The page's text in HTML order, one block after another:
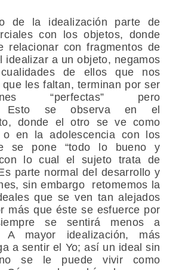
de la idealización parte de
con los objetos, donde
relacionar con fragmentos de
idealizar a un objeto, negamos
de ellos que nos
les faltan, terminan por ser
“perfectas” pero
Esto se observa en el
donde el otro se ve como
o en la adolescencia con los
se pone “todo lo bueno y
lo cual el sujeto trata de
parte normal del desarrollo y
sin embargo retomemos la
que se ven tan alejados
más que éste se esfuerce por
se sentirá menos a
A mayor idealización, más
a sentir el Yo; así un ideal sin
se le puede vivir como